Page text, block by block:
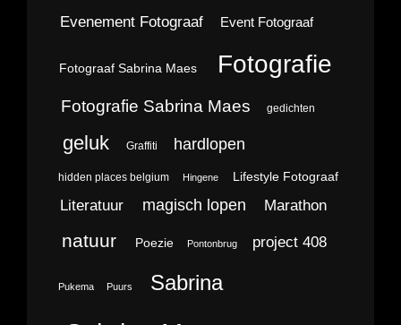
Evenement Fotograaf Event Fotograaf
Fotograaf Sabrina Maes Fotografie
Fotografie Sabrina Maes gedichten
geluk Graffiti hardlopen
hidden places belgium Hingene Lifestyle Fotograaf
Literatuur magisch lopen Marathon
natuur Poezie Pontonbrug project 408
Pukema Puurs Sabrina